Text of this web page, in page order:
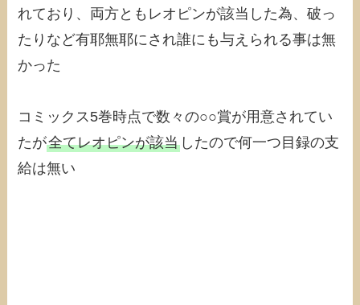
れており、両方ともレオピンが該当した為、破っ
たりなど有耶無耶にされ誰にも与えられる事は無
かった
コミックス5巻時点で数々の○○賞が用意されてい
たが全てレオピンが該当 したので何一つ目録の支
給は無い